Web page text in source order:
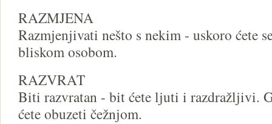
RAZMJENA
Razmjenjivati nešto s nekim - uskoro ćete
bliskom osobom.
RAZVRAT
Biti razvratan - bit ćete ljuti i razdražljivi.
ćete obuzeti čežnjom.